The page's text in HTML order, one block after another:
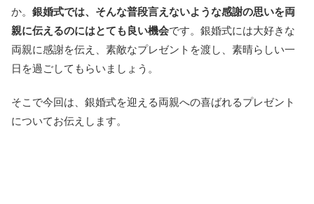
か。 銀婚式では、そんな普段言えないような感謝の思いを両
親に伝えるのにはとても良い機会です。銀婚式には大好きな
両親に感謝を伝え、素敵なプレゼントを渡し、素晴らしい一
日を過ごしてもらいましょう。
そこで今回は、銀婚式を迎える両親への喜ばれるプレゼント
についてお伝えします。